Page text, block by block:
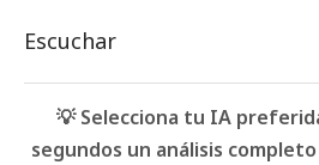
Escuchar
💡 Selecciona tu IA
segundos un análisis